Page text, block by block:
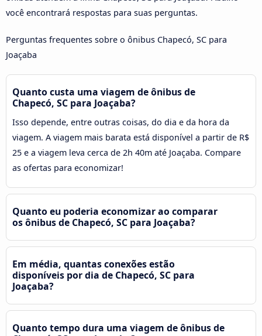
você encontrará respostas para suas perguntas.
Perguntas frequentes sobre o ônibus Chapecó, SC para
Joaçaba
Quanto custa uma viagem de ônibus de
Chapecó, SC para Joaçaba?
Isso depende, entre outras coisas, do dia e da hora da
viagem. A viagem mais barata está disponível a partir de R$
25 e a viagem leva cerca de 2h 40m até Joaçaba. Compare
as ofertas para economizar!
Quanto eu poderia economizar ao comparar
os ônibus de Chapecó, SC para Joaçaba?
Em média, quantas conexões estão
disponíveis por dia de Chapecó, SC para
Joaçaba?
Quanto tempo dura uma viagem de ônibus de